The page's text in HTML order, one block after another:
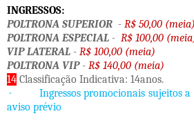
INGRESSOS:
POLTRONA SUPERIOR - R$ 50,00 (meia)
POLTRONA ESPECIAL - R$ 100,00
VIP LATERAL - R$ 100,00 (meia)
POLTRONA VIP - R$ 140,00 (meia)
14 Classificação Indicativa: 14anos.
·
Ingressos promocionais sujeitos
aviso prévio